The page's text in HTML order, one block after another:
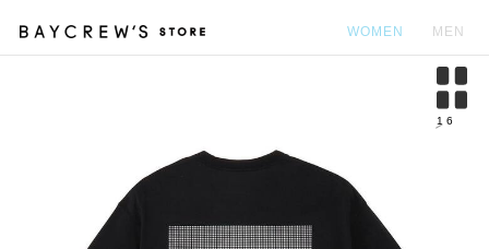
WOMEN MEN
1 6